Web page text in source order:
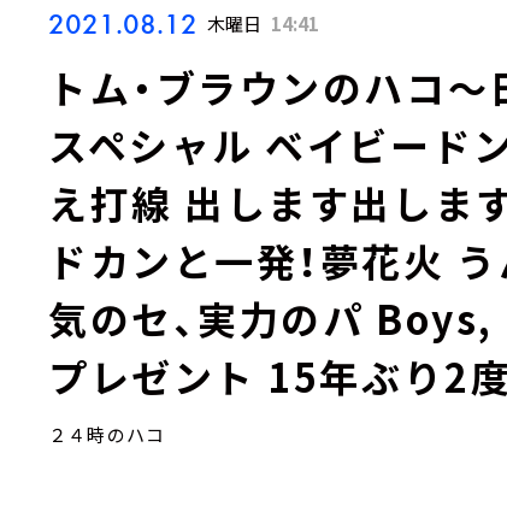
2021.08.12 木曜日 14:41
トム・ブラウンのハコ
スペシャル ベイビード
え打線 出します出しま
ドカンと一発！夢花火
気のセ、実力のパ
プレゼント 15年ぶり2
２４時のハコ